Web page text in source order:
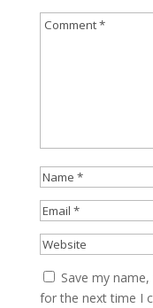
Save my
for the next time I